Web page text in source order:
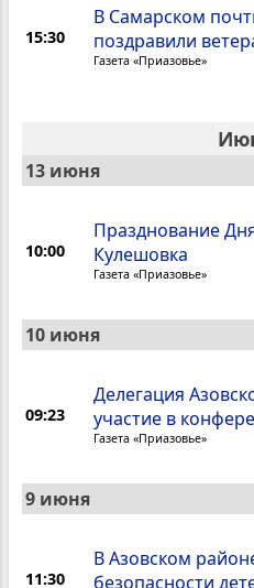
15:30
В Самарском
поздравили
Газета «Приазовье»
13 июня
10:00
Празднование
Кулешовка
Газета «Приазовье»
10 июня
09:23
Делегация
участие в
Газета «Приазовье»
9 июня
11:30
В Азовском
безопасности